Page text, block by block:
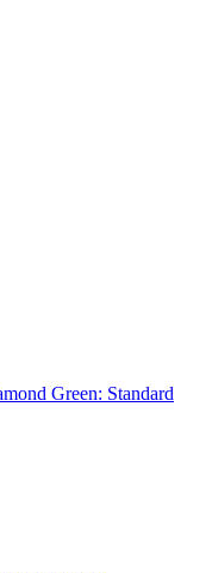
Green: Standard